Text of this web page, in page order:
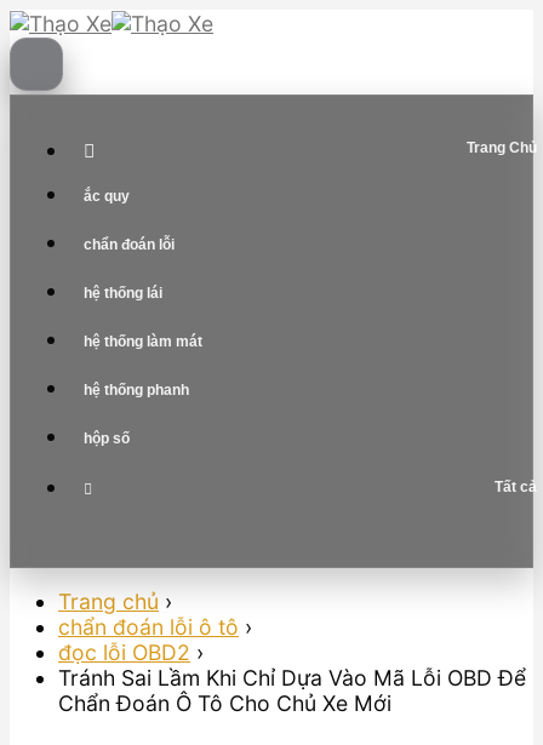
Skip
to
content
Trang Chủ
ắc quy
chẩn đoán lỗi
hệ thống lái
hệ thống làm mát
hệ thống phanh
hộp số
Tất cả
Trang chủ ›
chẩn đoán lỗi ô tô ›
đọc lỗi OBD2 ›
Tránh Sai Lầm Khi Chỉ Dựa Vào Mã Lỗi OBD Để
Chẩn Đoán Ô Tô Cho Chủ Xe Mới